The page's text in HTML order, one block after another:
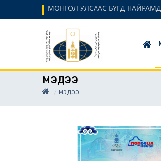
МОНГОЛ УЛСААС БҮГД
МЭДЭЭ
МЭДЭЭ